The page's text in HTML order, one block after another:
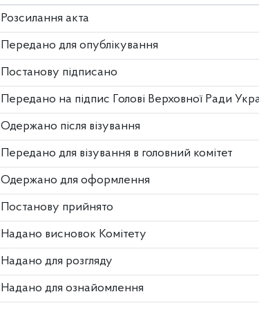
Розсилання акта
Передано для опублікування
Постанову підписано
Передано на підпис Голові Верховної Ради
Одержано після візування
Передано для візування в головний комітет
Одержано для оформлення
Постанову прийнято
Надано висновок Комітету
Надано для розгляду
Надано для ознайомлення